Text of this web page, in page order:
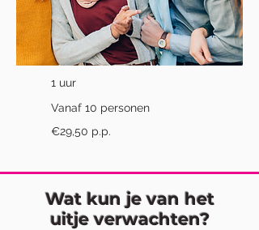
1 uur
Vanaf 10 personen
€29,50 p.p.
Wat kun je van het
uitje verwachten?